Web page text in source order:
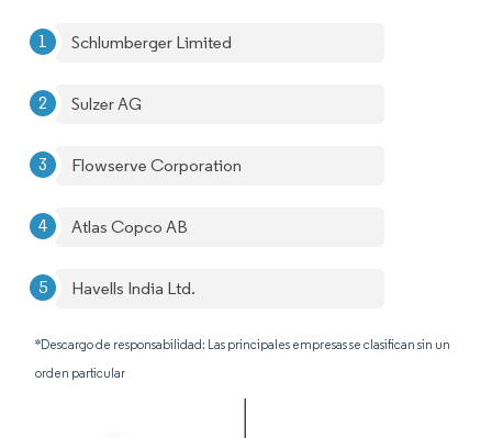
Schlumberger Limited
Sulzer AG
Flowserve Corporation
Atlas Copco AB
Havells India Ltd.
*Descargo de responsabilidad: Las principales empresas se clasifican sin un
orden particular